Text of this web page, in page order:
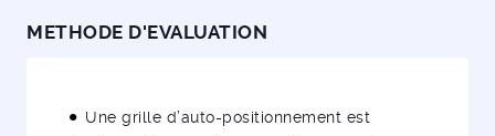
METHODE D'EVALUATION
Une grille d’auto-positionnement est